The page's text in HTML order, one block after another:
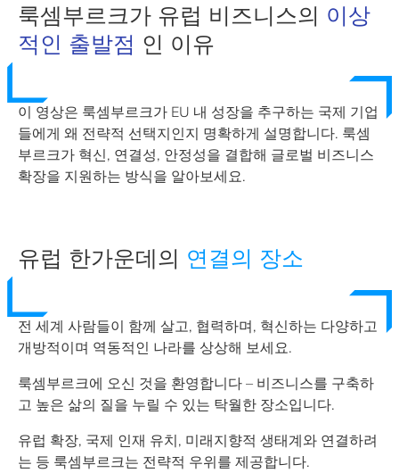
룩셈부르크가 유럽 비즈니스의 이상
적인 출발점 인 이유
이 영상은 룩셈부르크가 EU 내 성장을 추구하는 국제 기업
들에게 왜 전략적 선택지인지 명확하게 설명합니다. 룩셈
부르크가 혁신, 연결성, 안정성을 결합해 글로벌 비즈니스
확장을 지원하는 방식을 알아보세요.
유럽 한가운데의 연결의 장소
전 세계 사람들이 함께 살고, 협력하며, 혁신하는 다양하고
개방적이며 역동적인 나라를 상상해 보세요.
룩셈부르크에 오신 것을 환영합니다 – 비즈니스를 구축하
고 높은 삶의 질을 누릴 수 있는 탁월한 장소입니다.
유럽 확장, 국제 인재 유치, 미래지향적 생태계와 연결하려
는 등 룩셈부르크는 전략적 우위를 제공합니다.